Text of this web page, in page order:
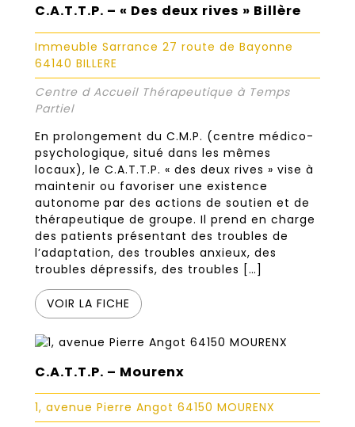
C.A.T.T.P. – « Des deux rives » Billère
Immeuble Sarrance 27 route de Bayonne
64140 BILLERE
Centre d Accueil Thérapeutique à Temps
Partiel
En prolongement du C.M.P. (centre médico-
psychologique, situé dans les mêmes
locaux), le C.A.T.T.P. « des deux rives » vise à
maintenir ou favoriser une existence
autonome par des actions de soutien et de
thérapeutique de groupe. Il prend en charge
des patients présentant des troubles de
l’adaptation, des troubles anxieux, des
troubles dépressifs, des troubles […]
VOIR LA FICHE
C.A.T.T.P. – Mourenx
1, avenue Pierre Angot 64150 MOURENX